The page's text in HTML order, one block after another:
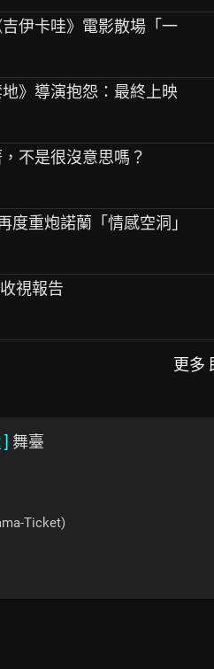
伊卡哇》電影散場「一
》導演抱怨：最終上映
不是很沒意思嗎？
度重炮諾蘭「情感空洞」
視報告
更多
] 舞臺
Ticket)